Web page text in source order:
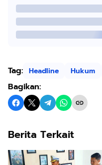
Tag: Headline Hukum
Bagikan:
Berita Terkait